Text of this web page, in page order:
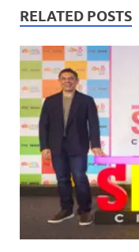
s
A
p
p
b
o
o
k
er
RELATED POSTS